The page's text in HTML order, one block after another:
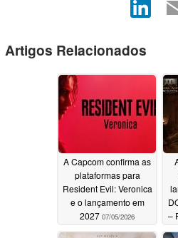
Artigos Relacionados
A Capcom confirma as
plataformas para
Resident Evil: Veronica
e o lançamento em
2027 07/05/2026
–